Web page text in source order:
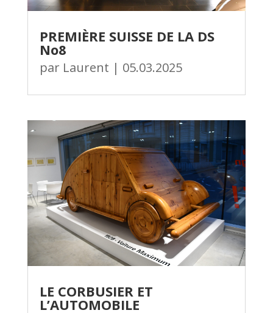
PREMIÈRE SUISSE DE LA DS
No8
par Laurent | 05.03.2025
LE CORBUSIER ET
L’AUTOMOBILE